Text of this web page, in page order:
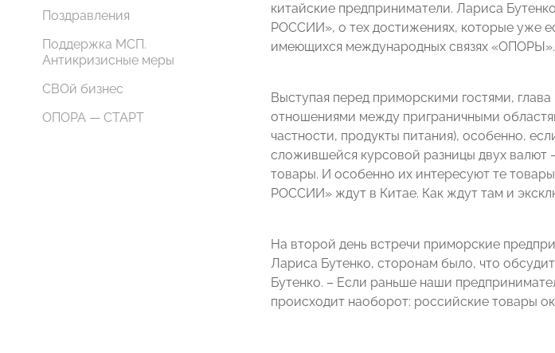
Поздравления
Поддержка МСП.
Антикризисные меры
СВОй бизнес
ОПОРА — СТАРТ
китайские предприниматели. Лариса
РОССИИ», о тех достижениях, которые уже
имеющихся международных связях «ОПОРЫ».
Выступая перед приморскими гостями,
отношениями между приграничными
частности, продукты питания), особенно,
сложившейся курсовой разницы двух валют
товары. И особенно их интересуют те
РОССИИ» ждут в Китае. Как ждут там и
На второй день встречи приморские
Лариса Бутенко, сторонам было, что
Бутенко. – Если раньше наши
происходит наоборот: российские товары